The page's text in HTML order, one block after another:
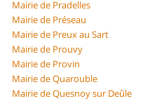
Mairie de Pradelles
Mairie de Préseau
Mairie de Preux au Sart
Mairie de Prouvy
Mairie de Provin
Mairie de Quarouble
Mairie de Quesnoy sur Deûle